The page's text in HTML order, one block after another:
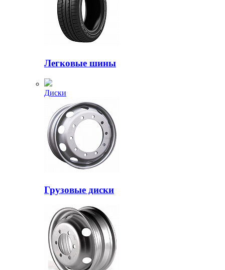
Легковые шины
Диски
Грузовые диски